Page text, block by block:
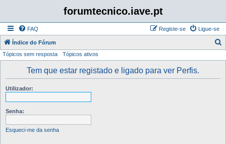
forumtecnico.iave.pt
FAQ Ligue-se
Registe-se
Índice do Fórum
Tópicos sem resposta Tópicos ativos
Tem que estar registado e ligado para ver Perfis.
Utilizador:
Senha:
Esqueci-me da senha